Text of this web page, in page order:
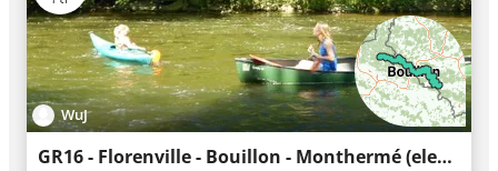
WuJ
GR16 - Florenville - Bouillon - Monthermé (elevations-poi)